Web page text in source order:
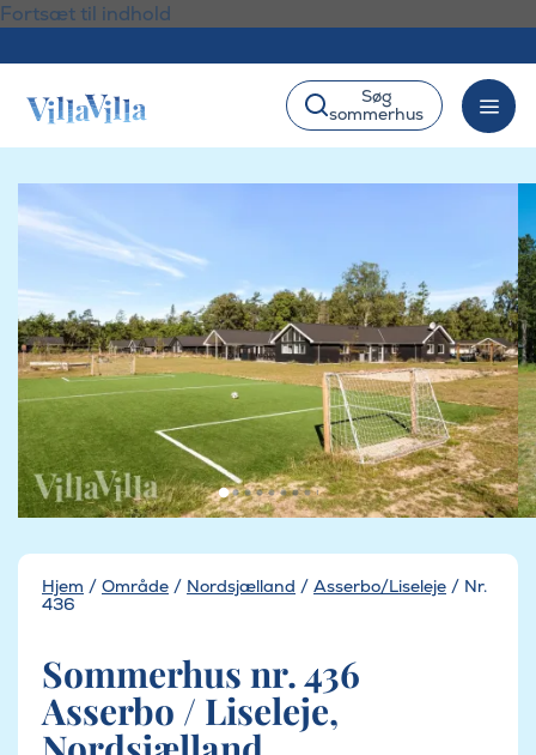
Fortsæt til indhold
Søg
sommerhus
Hjem / Område / Nordsjælland / Asserbo/Liseleje / Nr.
436
Sommerhus nr. 436
Asserbo / Liseleje,